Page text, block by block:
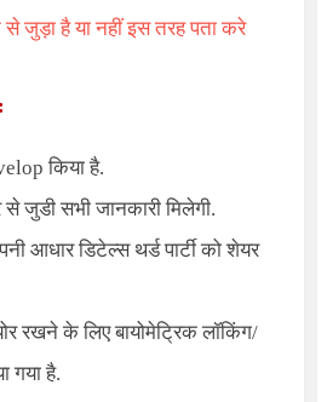
जुड़ा है या नहीं इस तरह पता करे
किया है.
जुडी सभी जानकारी मिलेगी.
आधार डिटेल्स थर्ड पार्टी को शेयर
रखने के लिए बायोमेट्रिक लॉकिंग/
गया है.